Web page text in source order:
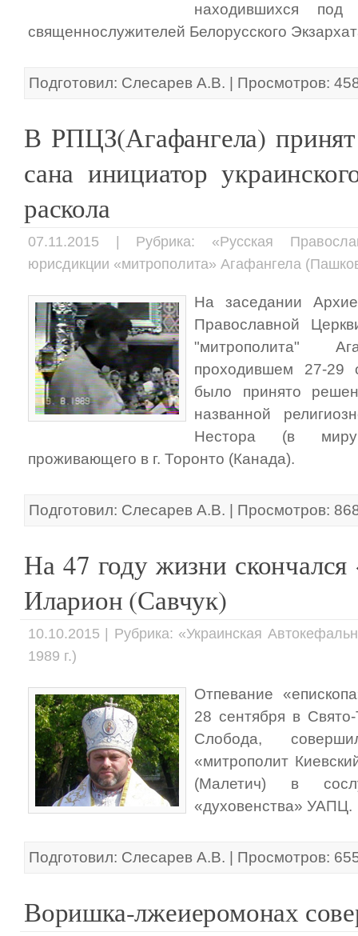
находившихся под
священнослужителей Белорусского
Подготовил: Слесарев А.В. | Просмотров:
В РПЦЗ(Агафангела)
сана инициатор
раскола
07.11.2015 | Рубрика: «Русская
юрисдикции «митрополита» Агафангела
На заседании
Православной
"митрополита"
проходившем 27-29
было принято
названной
Нестора (в миру
проживающего в г. Торонто (Канада).
Подготовил: Слесарев А.В. | Просмотров:
На 47 году жизни
Иларион (Савчук)
10.10.2015 | Рубрика: «Украинская
1989 г.)
Отпевание
28 сентября в
Слобода,
«митрополит
(Малетич) в
«духовенства» УАПЦ.
Подготовил: Слесарев А.В. | Просмотров:
Воришка-лжеиеромонах